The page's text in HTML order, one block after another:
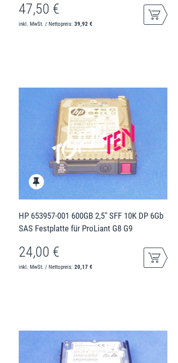
47,50 €
inkl. MwSt. / Nettopreis: 39,92 €
HP 653957-001 600GB 2,5" SFF 10K DP 6Gb
SAS Festplatte für ProLiant G8 G9
24,00 €
inkl. MwSt. / Nettopreis: 20,17 €